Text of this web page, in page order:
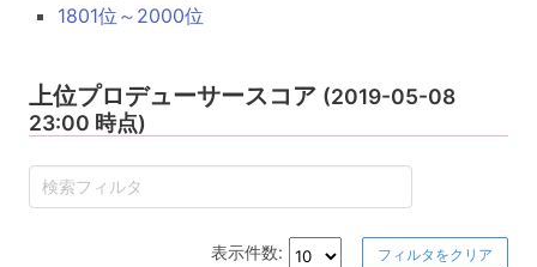
1801位～2000位
上位プロデューサースコア (2019-05-08
23:00 時点)
表示件数: フィルタをクリア